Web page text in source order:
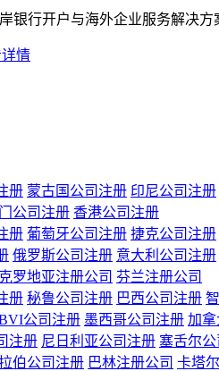
银行开户与海外企业服务解决方
情
册 蒙古国公司注册 印尼公司注册
公司注册 香港公司注册
册 葡萄牙公司注册 捷克公司注册
俄罗斯公司注册 意大利公司注册
克罗地亚注册公司 芬兰注册公司
册 秘鲁公司注册 巴西公司注册
公司注册 墨西哥公司注册 加
注册 尼日利亚公司注册 塞舌尔
伯公司注册 巴林注册公司 卡塔